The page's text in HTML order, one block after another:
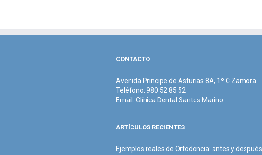
CONTACTO
Avenida Principe de Asturias 8A, 1º C Zamora
Teléfono: 980 52 85 52
Email: Clínica Dental Santos Marino
ARTÍCULOS RECIENTES
Ejemplos reales de Ortodoncia: antes y después